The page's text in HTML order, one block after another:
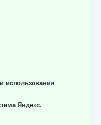
использовании
Яндекс.